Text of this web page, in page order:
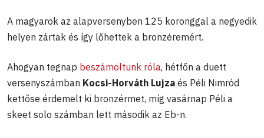
A magyarok az alapversenyben 125 koronggal a negyedik
helyen zártak és így lőhettek a bronzéremért.
Ahogyan tegnap beszámoltunk róla, hétfőn a duett
versenyszámban Kocsi-Horváth Lujza és Péli Nimród
kettőse érdemelt ki bronzérmet, míg vasárnap Péli a
skeet solo számban lett második az Eb-n.